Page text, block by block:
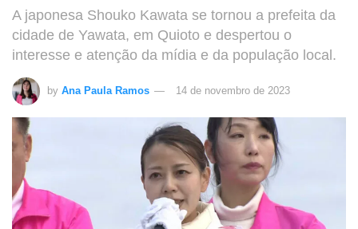
A japonesa Shouko Kawata se tornou a prefeita da
cidade de Yawata, em Quioto e despertou o
interesse e atenção da mídia e da população local.
by Ana Paula Ramos 14 de novembro de 2023